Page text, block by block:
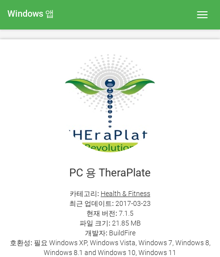
Windows 앱
PC 용 TheraPlate
카테고리: Health & Fitness
최근 업데이트: 2017-03-23
현재 버전: 7.1.5
파일 크기: 21.85 MB
개발자: BuildFire
호환성: 필요 Windows XP, Windows Vista, Windows 7, Windows 8,
Windows 8.1 and Windows 10, Windows 11